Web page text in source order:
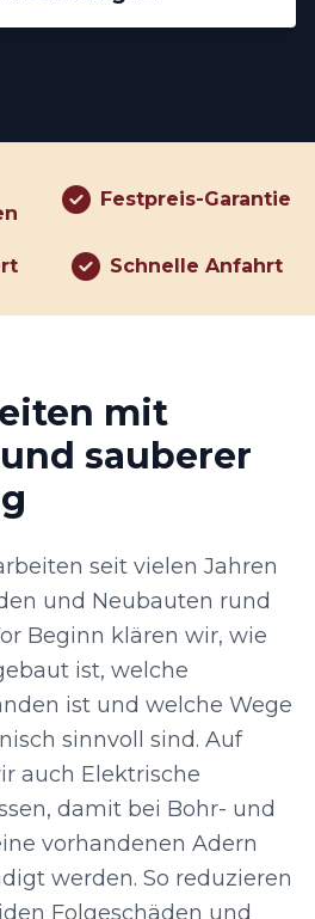
Festpreis-Garantie
Schnelle Anfahrt
mit
sauberer
seit vielen Jahren
und Neubauten rund
Beginn klären wir, wie
ist, welche
ist und welche Wege
sinnvoll sind. Auf
auch Elektrische
damit bei Bohr- und
vorhandenen Adern
werden. So reduzieren
Folgeschäden und